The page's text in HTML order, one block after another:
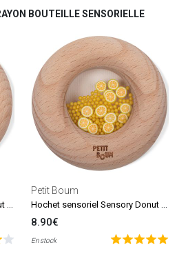
BOUTEILLE SENSORIELLE
Petit Boum
8.90€
En stock